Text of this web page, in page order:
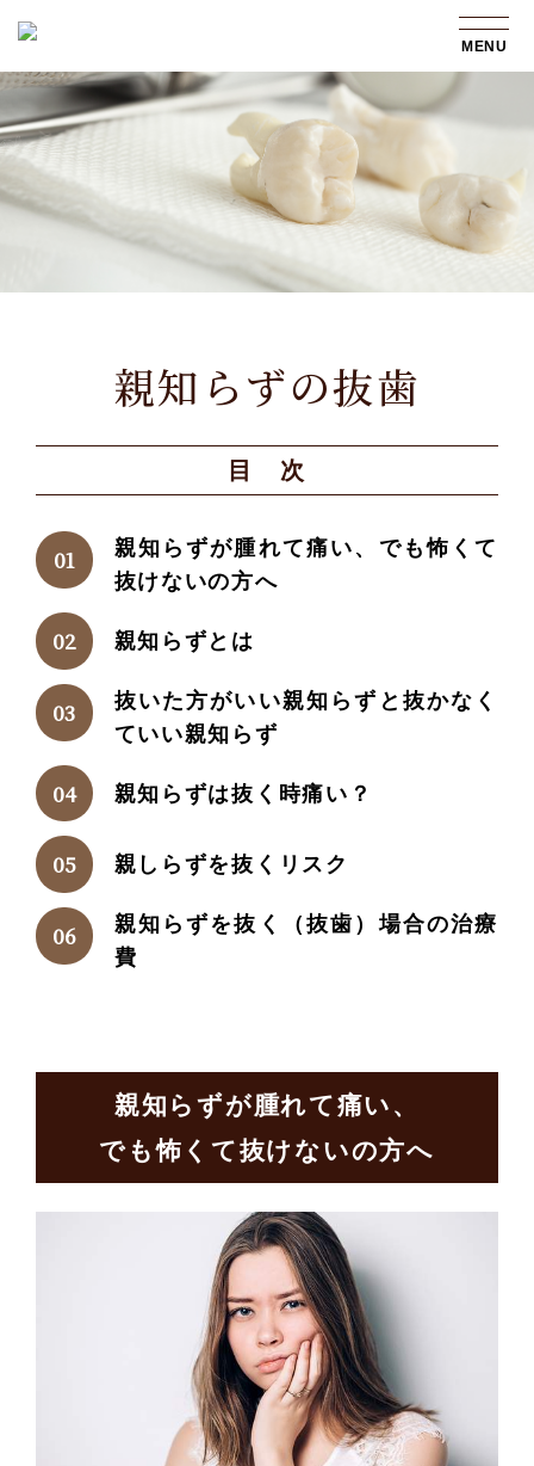
親知らずの抜歯
目 次
親知らずが腫れて痛い、でも怖くて
抜けないの方へ
親知らずとは
抜いた方がいい親知らずと抜かなく
ていい親知らず
親知らずは抜く時痛い？
親しらずを抜くリスク
親知らずを抜く（抜歯）場合の治療
費
親知らずが腫れて痛い、
でも怖くて抜けないの方へ
MENU